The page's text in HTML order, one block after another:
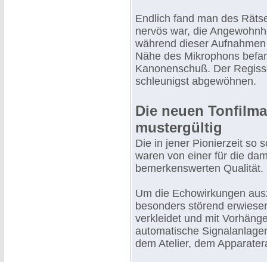
Endlich fand man des
nervös war, die
während dieser
Nähe des Mikrophons
Kanonenschuß. Der
schleunigst abgewöhnen.
Die neuen
mustergültig
Die in jener Pionierzeit so
waren von einer für die
bemerkenswerten Qualität.
Um die Echowirkungen
besonders störend
verkleidet und mit
automatische
dem Atelier, dem